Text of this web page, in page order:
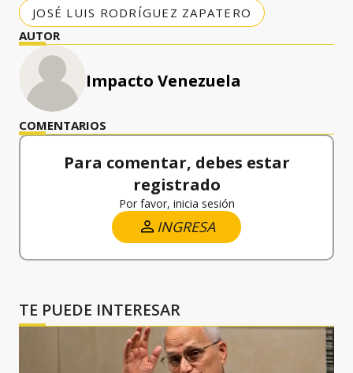
JOSÉ LUIS RODRÍGUEZ ZAPATERO
AUTOR
Impacto Venezuela
COMENTARIOS
Para comentar, debes estar
registrado
Por favor, inicia sesión
INGRESA
TE PUEDE INTERESAR